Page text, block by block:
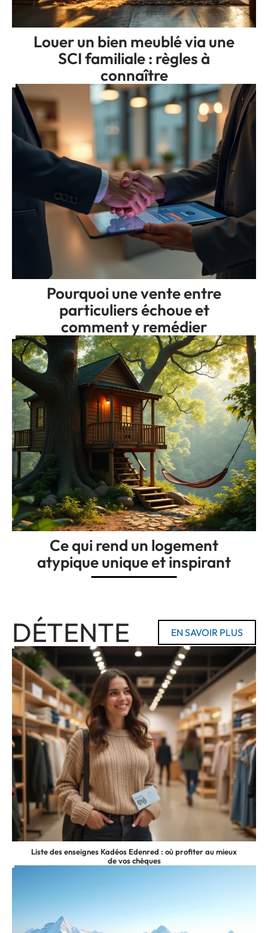
Louer un bien meublé via une
SCI familiale : règles à
connaître
Pourquoi une vente entre
particuliers échoue et
comment y remédier
Ce qui rend un logement
atypique unique et inspirant
DÉTENTE EN SAVOIR PLUS
Liste des enseignes Kadéos Edenred : où profiter au mieux
de vos chèques